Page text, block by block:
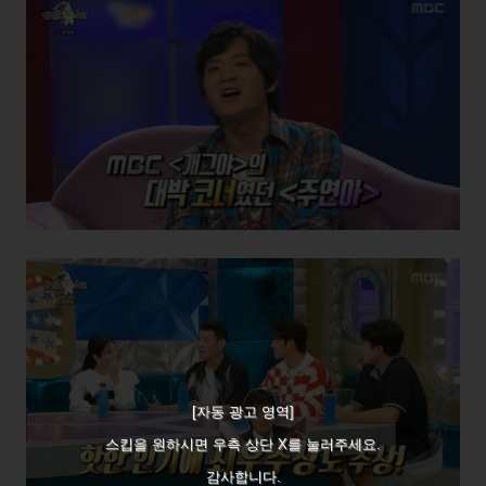
[자동 광고 영역]
스킵을 원하시면 우측 상단 X를 눌러주세요.
감사합니다.